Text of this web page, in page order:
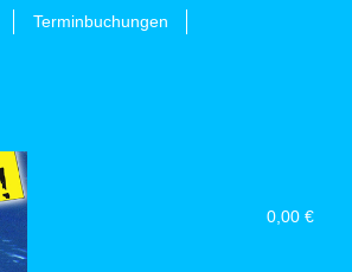
Terminbuchungen
0,00 €